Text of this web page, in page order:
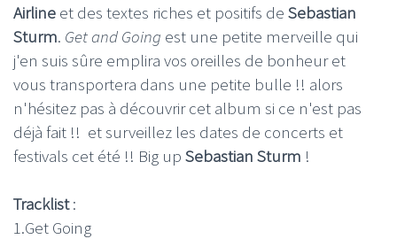
Airline et des textes riches et positifs de Sebastian
Sturm. Get and Going est une petite merveille qui
j'en suis sûre emplira vos oreilles de bonheur et
vous transportera dans une petite bulle !! alors
n'hésitez pas à découvrir cet album si ce n'est pas
déjà fait !! et surveillez les dates de concerts et
festivals cet été !! Big up Sebastian Sturm !
Tracklist:
1.Get Going